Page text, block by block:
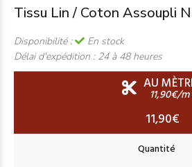
Tissu Lin / Coton Assoupli
Disponibilité :
En stock
Délai d'expédition : 24 à 48 heures
AU
11,90€/m
11,90€